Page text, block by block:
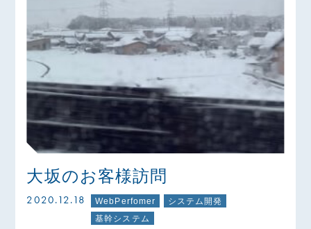
大坂のお客様訪問
2020.12.18 WebPerfomer
システム開発
基幹システム